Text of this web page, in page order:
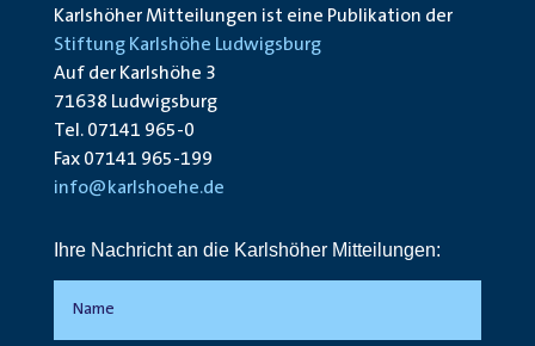
Karlshöher Mitteilungen ist eine Publikation der
Stiftung Karlshöhe Ludwigsburg
Auf der Karlshöhe 3
71638 Ludwigsburg
Tel. 07141 965-0
Fax 07141 965-199
info@karlshoehe.de
Ihre Nachricht an die Karlshöher Mitteilungen: